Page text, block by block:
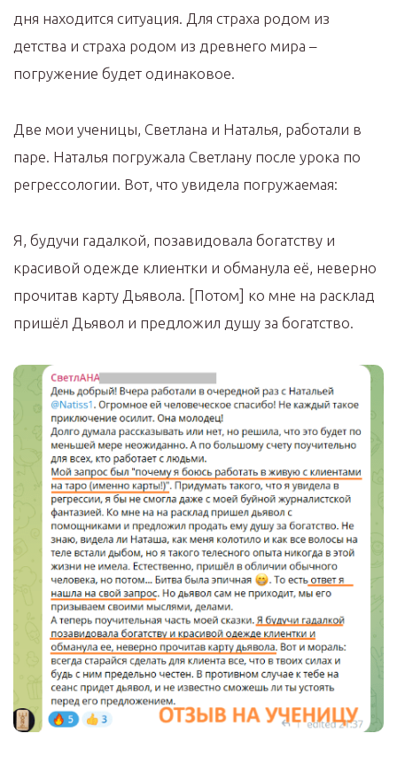
дня находится ситуация. Для страха родом из
детства и страха родом из древнего мира –
погружение будет одинаковое.
Две мои ученицы, Светлана и Наталья, работали в
паре. Наталья погружала Светлану после урока по
регрессологии. Вот, что увидела погружаемая:
Я, будучи гадалкой, позавидовала богатству и
красивой одежде клиентки и обманула её, неверно
прочитав карту Дьявола. [Потом] ко мне на расклад
пришёл Дьявол и предложил душу за богатство.